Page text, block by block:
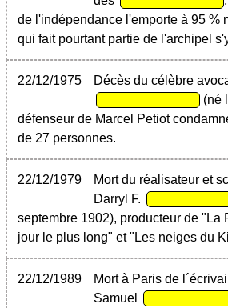
de l'indépendance l'emporte à 95 %
qui fait pourtant partie de l'archipel
22/12/1975
Décès du célèbre
(né
défenseur de Marcel Petiot
de 27 personnes.
22/12/1979
Mort du réalisateur et
Darryl F.
septembre 1902), producteur de "La
jour le plus long" et "Les neiges du
22/12/1989
Mort à Paris de
Samuel